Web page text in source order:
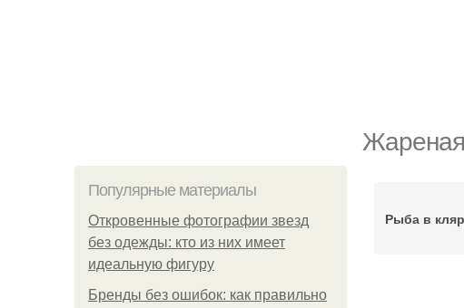
Популярные материалы
Откровенные фотографии звезд
без одежды: кто из них имеет
идеальную фигуру
Бренды без ошибок: как правильно
Рыба в